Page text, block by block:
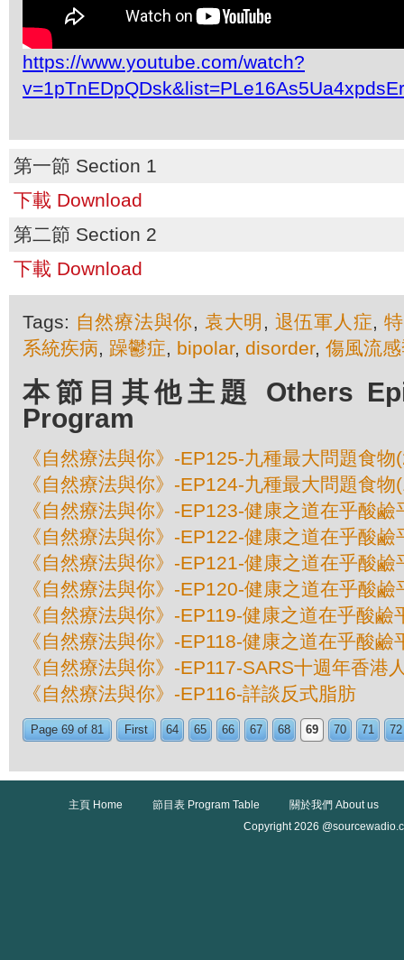
https://www.youtube.com/watch?
第一節 Section 1
下載 Download
第二節 Section 2
下載 Download
Tags: 自然療法與你, 袁大明 , 退伍軍人症,
系統疾病, 躁鬱症, bipolar, disorder, 傷風流
本節目其他主題 Others
Program
《自然療法與你》-EP125-九種最大問題食物
《自然療法與你》-EP124-九種最大問題食物
《自然療法與你》-EP123-健康之道在乎酸鹼
《自然療法與你》-EP122-健康之道在乎酸鹼
《自然療法與你》-EP121-健康之道在乎酸鹼
《自然療法與你》-EP120-健康之道在乎酸鹼
《自然療法與你》-EP119-健康之道在乎酸鹼
《自然療法與你》-EP118-健康之道在乎酸鹼
《自然療法與你》-EP117-SARS十週年香港
《自然療法與你》-EP116-詳談反式脂肪
Page 69 of 81 First 64 65 66 67 68 69 70 71 72
主頁 Home 節目表 Program Table
關於我們 About us
Copyright 2026